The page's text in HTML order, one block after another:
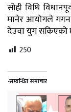
सोही विधि
मानेर आयोगले गगन
देउवा युग सकिएको
250
-सम्बन्धित समाचार